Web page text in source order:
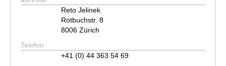
Reto Jelinek
Rotbuchstr. 8
8006 Zürich
Telefon
+41 (0) 44 363 54 69